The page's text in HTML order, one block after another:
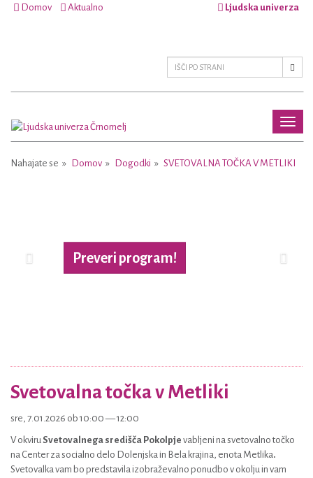
Domov Aktualno Ljudska univerza
Nahajate se Domov Dogodki SVETOVALNA TOČKA V METLIKI
Preveri program!
Svetovalna točka v Metliki
sre, 7.01.2026 ob 10:00 — 12:00
V okviru Svetovalnega središča Pokolpje vabljeni na svetovalno točko
na Center za socialno delo Dolenjska in Bela krajina, enota Metlika.
Svetovalka vam bo predstavila izobraževalno ponudbo v okolju in vam